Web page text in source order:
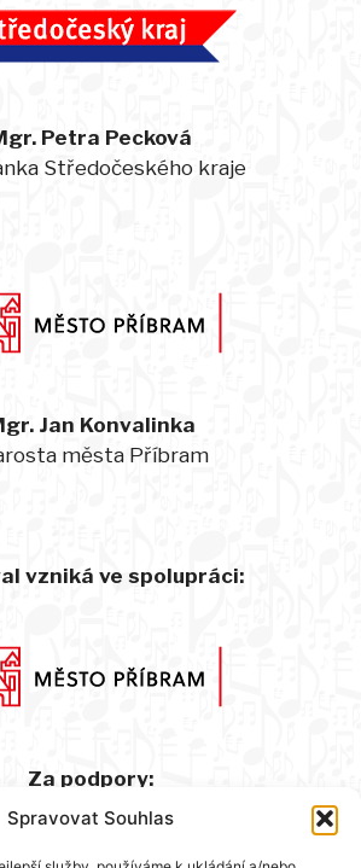
Spravovat Souhlas
Petra Pecková
Středočeského kraje
Jan Konvalinka
města Příbram
vzniká ve spolupráci:
Za podpory: